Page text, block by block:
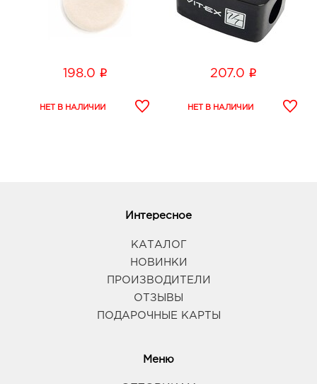
198.0 i 207.0 i
Интересное
КАТАЛОГ
НОВИНКИ
ПРОИЗВОДИТЕЛИ
ОТЗЫВЫ
ПОДАРОЧНЫЕ КАРТЫ
Меню